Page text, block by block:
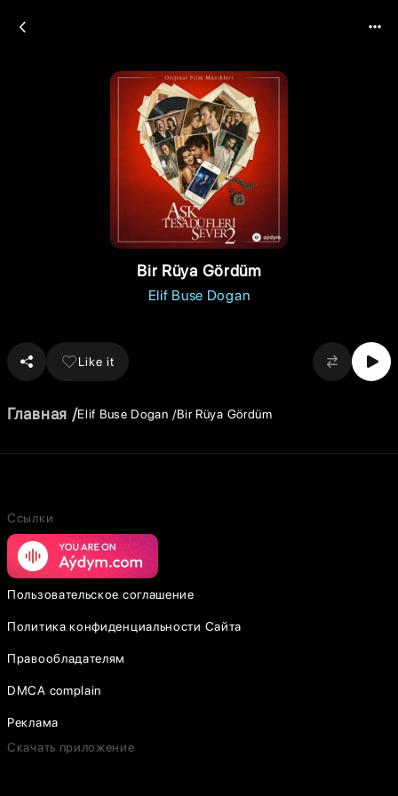
Bir Rüya Gördüm
Elif Buse Dogan
Like it
Главная Elif Buse Dogan Bir Rüya Gördüm
Ссылки
Пользовательское соглашение
Политика конфиденциальности Сайта
Правообладателям
DMCA complain
Реклама
Скачать приложение